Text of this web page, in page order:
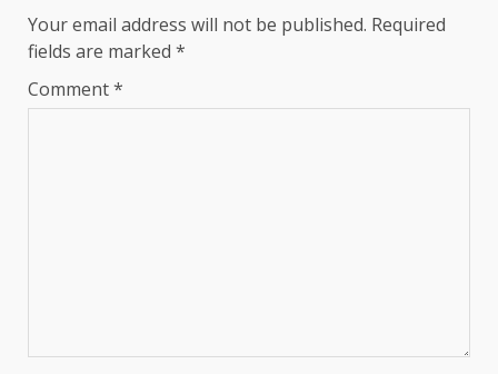
Your email address will not be published. Required
fields are marked *
Comment*